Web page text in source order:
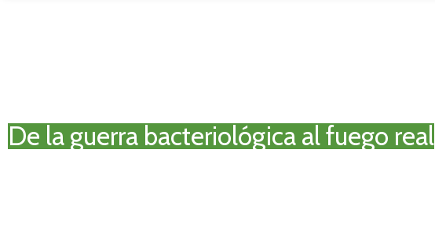
De la guerra bacteriológica al fuego real